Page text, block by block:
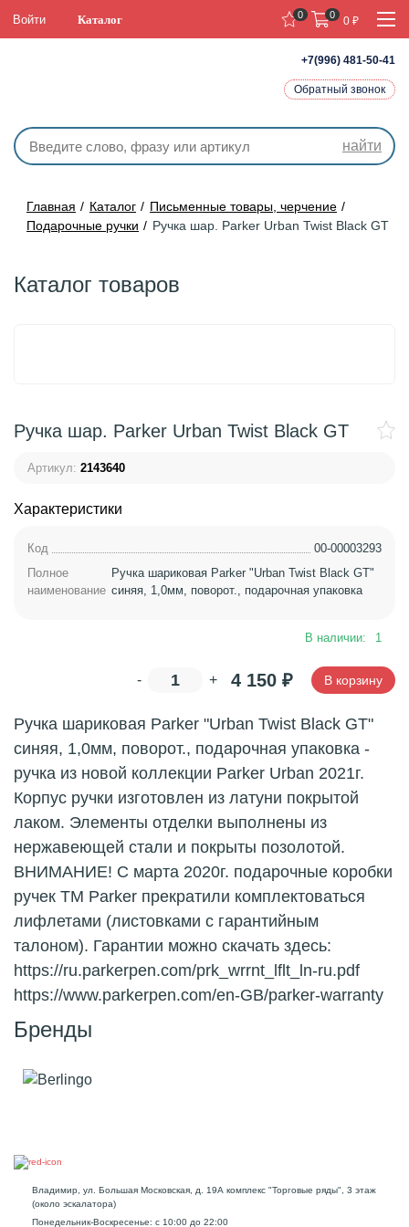
+7(996) 481-50-41
Обратный звонок
Войти Каталог
найти
0 0
0 ₽
Главная Каталог
Письменные товары, черчение
Подарочные ручки
Ручка шар. Parker Urban Twist Black GT
Каталог товаров
Ручка шар. Parker Urban Twist Black GT
Артикул: 2143640
Характеристики
Код
00-00003293
Полное
наименование
Ручка шариковая Parker "Urban Twist Black GT"
синяя, 1,0мм, поворот., подарочная упаковка
В наличии: 1
- + 4 150 ₽ В корзину
Ручка шариковая Parker "Urban Twist Black GT"
синяя, 1,0мм, поворот., подарочная упаковка -
ручка из новой коллекции Parker Urban 2021г.
Корпус ручки изготовлен из латуни покрытой
лаком. Элементы отделки выполнены из
нержавеющей стали и покрыты позолотой.
ВНИМАНИЕ! С марта 2020г. подарочные коробки
ручек ТМ Parker прекратили комплектоваться
лифлетами (листовками с гарантийным
талоном). Гарантии можно скачать здесь:
https://ru.parkerpen.com/prk_wrrnt_lflt_ln-ru.pdf
https://www.parkerpen.com/en-GB/parker-warranty
Бренды
Владимир, ул. Большая Московская, д. 19А комплекс "Торговые ряды", 3 этаж
(около эскалатора)
Понедельник-Воскресенье: с 10:00 до 22:00